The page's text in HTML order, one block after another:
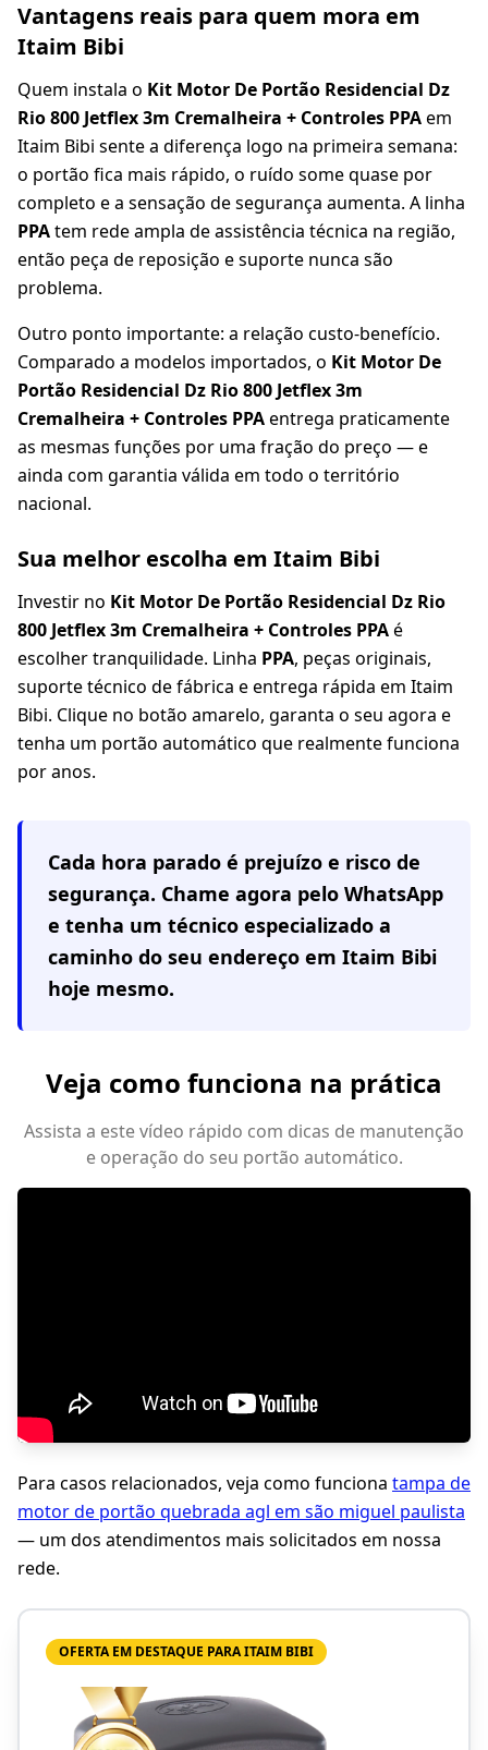
Vantagens reais para quem mora em
Itaim Bibi
Quem instala o Kit Motor De Portão Residencial Dz
Rio 800 Jetflex 3m Cremalheira + Controles PPAem
Itaim Bibi sente a diferença logo na primeira semana:
o portão fica mais rápido, o ruído some quase por
completo e a sensação de segurança aumenta. A linha
PPAtem rede ampla de assistência técnica na região,
então peça de reposição e suporte nunca são
problema.
Outro ponto importante: a relação custo-benefício.
Comparado a modelos importados, o Kit Motor De
Portão Residencial Dz Rio 800 Jetflex 3m
Cremalheira + Controles PPAentrega praticamente
as mesmas funções por uma fração do preço — e
ainda com garantia válida em todo o território
nacional.
Sua melhor escolha em Itaim Bibi
Investir no Kit Motor De Portão Residencial Dz Rio
800 Jetflex 3m Cremalheira + Controles PPAé
escolher tranquilidade. Linha PPA, peças originais,
suporte técnico de fábrica e entrega rápida em Itaim
Bibi. Clique no botão amarelo, garanta o seu agora e
tenha um portão automático que realmente funciona
por anos.
Cada hora parado é prejuízo e risco de
segurança. Chame agora pelo WhatsApp
e tenha um técnico especializado a
caminho do seu endereço em Itaim Bibi
hoje mesmo.
Veja como funciona na prática
Assista a este vídeo rápido com dicas de manutenção
e operação do seu portão automático.
Para casos relacionados, veja como funciona tampa de
motor de portão quebrada agl em são miguel paulista
— um dos atendimentos mais solicitados em nossa
rede.
OFERTA EM DESTAQUE PARA ITAIM BIBI